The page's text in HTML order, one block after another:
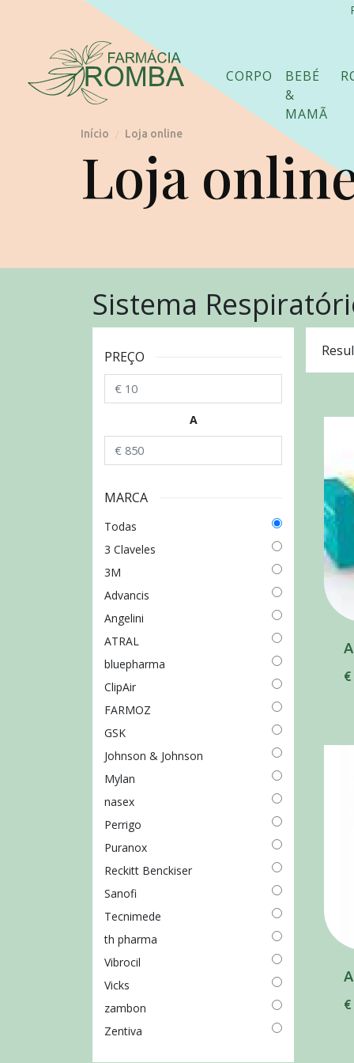
CORPO
BEBÉ
&
MAMÃ
Início / Loja online
Loja
Sistema
PREÇO
A
MARCA
Todas
3 Claveles
3M
Advancis
Angelini
ATRAL
bluepharma
ClipAir
FARMOZ
GSK
Johnson & Johnson
Mylan
nasex
Perrigo
Puranox
Reckitt Benckiser
Sanofi
Tecnimede
th pharma
Vibrocil
Vicks
zambon
Zentiva
€
€